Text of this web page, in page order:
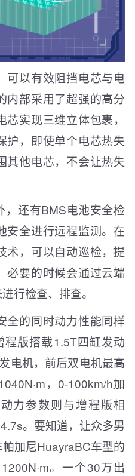
可以有效阻挡电芯与电
内部采用了超强的高分
实现三维立体包裹，
护，即使单个电芯热失
其他电芯，不会让热失
，还有BMS电池安全检
安全进行远程监测。在
术，可以自动巡检，提
必要的时候会通过云端
行检查、排查。
全的同时动力性能同样
版搭载1.5T四缸发动
电机，前后双电机最高
，0-100km/h加
力参数则与增程版相
。要知道，让众多男
加尼HuayraBC车型的
。一个30万出